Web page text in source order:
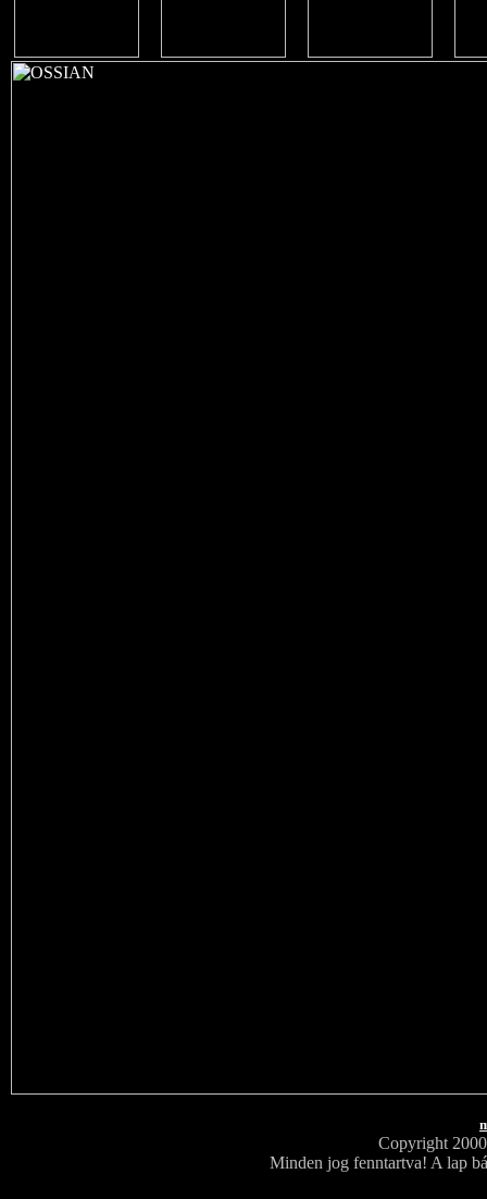
Copyright
Minden jog fenntartva! A lap